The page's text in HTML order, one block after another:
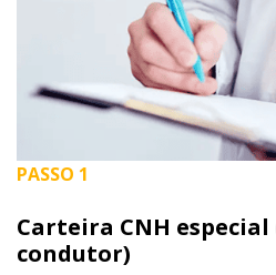
PASSO 1
Carteira CNH
condutor)